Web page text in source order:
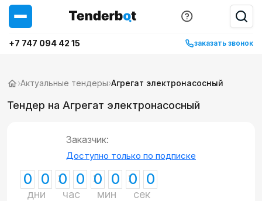
+7 747 094 42 15 заказать звонок
›Актуальные тендеры›Агрегат электронасосный
Тендер на Агрегат электронасосный
Заказчик:
Доступно только по подписке
0 0
дни
0 0
час
0 0
мин
0 0
сек